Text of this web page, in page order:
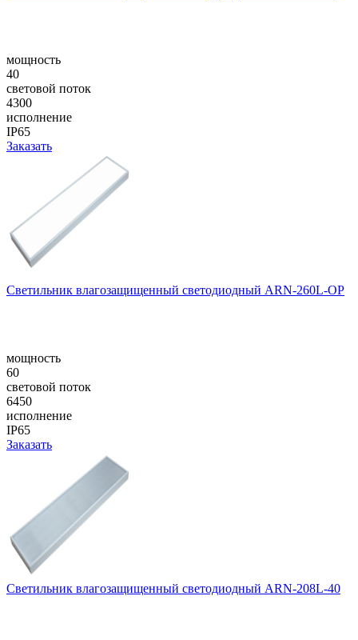
мощность
40
световой поток
4300
исполнение
IP65
Заказать
Cветильник влагозащищенный светодиодный ARN-260L-OP
мощность
60
световой поток
6450
исполнение
IP65
Заказать
Cветильник влагозащищенный светодиодный ARN-208L-40